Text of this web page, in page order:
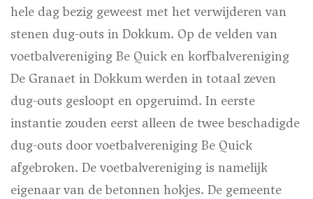
hele dag bezig geweest met het verwijderen van
stenen dug-outs in Dokkum. Op de velden van
voetbalvereniging Be Quick en korfbalvereniging
De Granaet in Dokkum werden in totaal zeven
dug-outs gesloopt en opgeruimd. In eerste
instantie zouden eerst alleen de twee beschadigde
dug-outs door voetbalvereniging Be Quick
afgebroken. De voetbalvereniging is namelijk
eigenaar van de betonnen hokjes. De gemeente